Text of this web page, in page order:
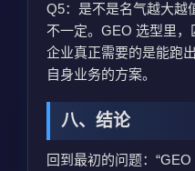
Q5：是不是名气越大越
不一定。GEO 选型里，
企业真正需要的是能跑
自身业务的方案。
八、结论
回到最初的问题：